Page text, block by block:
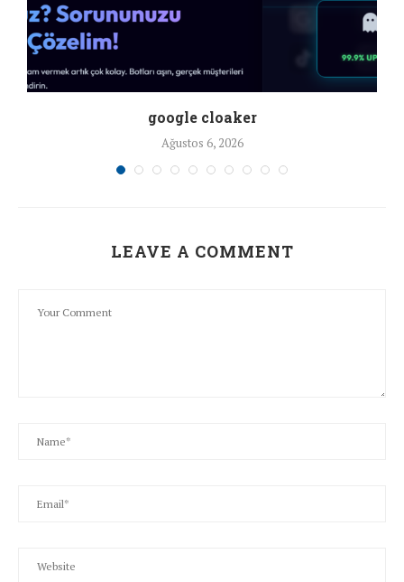
google cloaker
Ağustos 6, 2026
LEAVE A COMMENT